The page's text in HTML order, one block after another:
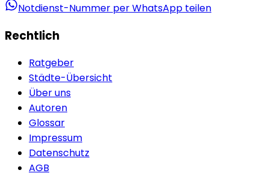
Notdienst-Nummer per WhatsApp teilen
Rechtlich
Ratgeber
Städte-Übersicht
Über uns
Autoren
Glossar
Impressum
Datenschutz
AGB